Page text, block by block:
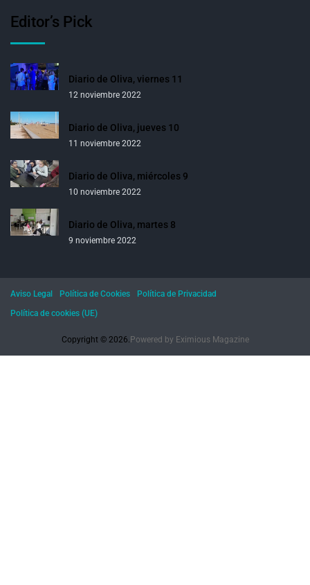
Editor’s Pick
Diario de Oliva, viernes 11
12 noviembre 2022
Diario de Oliva, jueves 10
11 noviembre 2022
Diario de Oliva, miércoles 9
10 noviembre 2022
Diario de Oliva, martes 8
9 noviembre 2022
Copyright © 2026. Powered by Eximious Magazine
Aviso Legal Política de Cookies
Política de Privacidad
Política de cookies (UE)